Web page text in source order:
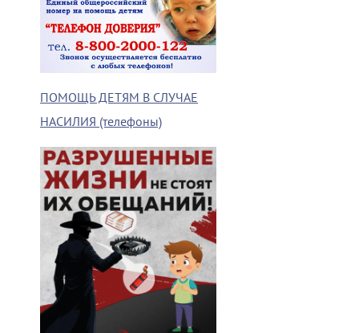
ПОМОЩЬ ДЕТЯМ В СЛУЧАЕ
НАСИЛИЯ (телефоны)